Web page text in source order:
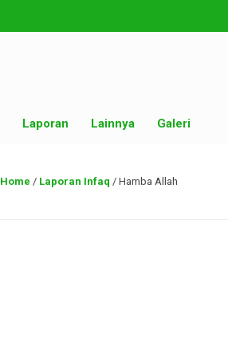
Laporan Lainnya Galeri
Home / Laporan Infaq / Hamba Allah